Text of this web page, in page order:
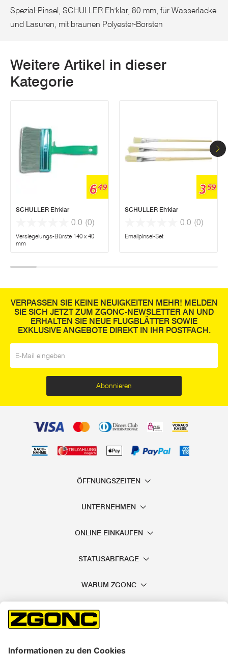
Spezial-Pinsel, SCHULLER Eh'klar, 80 mm, für Wasserlacke
und Lasuren, mit braunen Polyester-Borsten
Weitere Artikel in dieser
Kategorie
649
SCHULLER Eh'klar
0.0 (0)
Versiegelungs-Bürste 140 x 40
mm
359
SCHULLER Eh'klar
0.0 (0)
Emailpinsel-Set
VERPASSEN SIE KEINE NEUIGKEITEN MEHR! MELDEN
SIE SICH JETZT ZUM ZGONC-NEWSLETTER AN UND
ERHALTEN SIE NEUE FLUGBLÄTTER SOWIE
EXKLUSIVE ANGEBOTE DIREKT IN IHR POSTFACH.
Abonnieren
ÖFFNUNGSZEITEN
UNTERNEHMEN
ONLINE EINKAUFEN
STATUSABFRAGE
WARUM ZGONC